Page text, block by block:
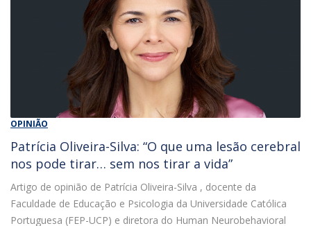
OPINIÃO
Patrícia Oliveira-Silva: “O que uma lesão cerebral
nos pode tirar… sem nos tirar a vida”
Artigo de opinião de Patrícia Oliveira-Silva , docente da
Faculdade de Educação e Psicologia da Universidade Católica
Portuguesa (FEP-UCP) e diretora do Human Neurobehavioral